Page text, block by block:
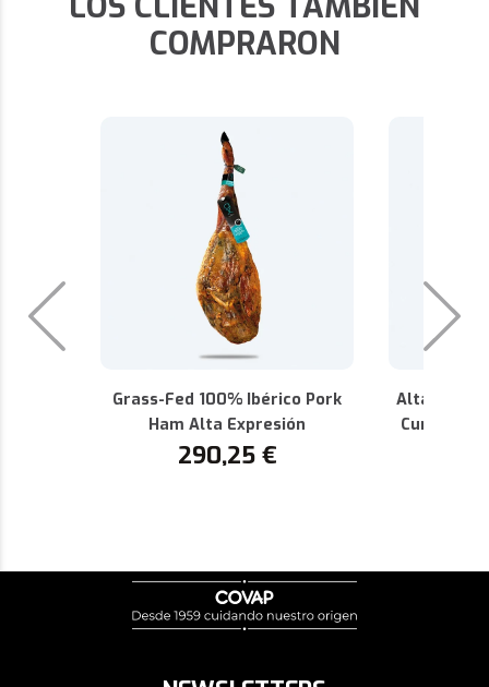
COMPRARON
Grass-Fed 100% Ibérico Pork
Ham Alta Expresión
290,25 €
Alta
Cured